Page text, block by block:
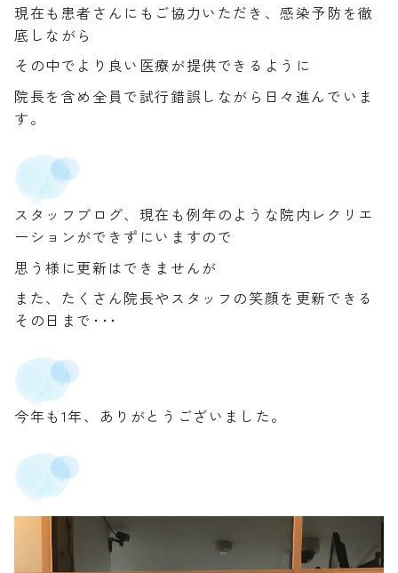
現在も患者さんにもご協力いただき、感染予防を徹
底しながら
その中でより良い医療が提供できるように
院長を含め全員で試行錯誤しながら日々進んでいま
す。
スタッフブログ、現在も例年のような院内レクリエ
ーションができずにいますので
思う様に更新はできませんが
また、たくさん院長やスタッフの笑顔を更新できる
その日まで･･･
今年も1年、ありがとうございました。